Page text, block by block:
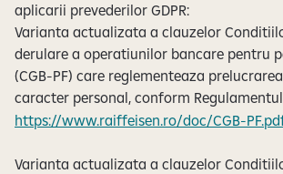
aplicarii prevederilor GDPR:
Varianta actualizata a clauzelor
derulare a operatiunilor bancare pentru
(CGB-PF) care reglementeaza
caracter personal, conform
https://www.raiffeisen.ro/doc/CGB-
Varianta actualizata a clauzelor